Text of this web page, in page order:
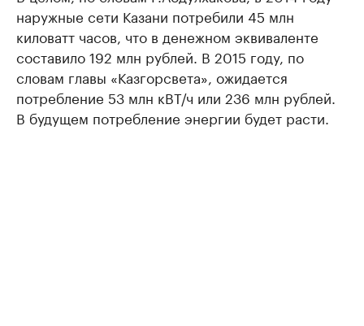
наружные сети Казани потребили 45 млн
киловатт часов, что в денежном эквиваленте
составило 192 млн рублей. В 2015 году, по
словам главы «Казгорсвета», ожидается
потребление 53 млн кВТ/ч или 236 млн рублей.
В будущем потребление энергии будет расти.